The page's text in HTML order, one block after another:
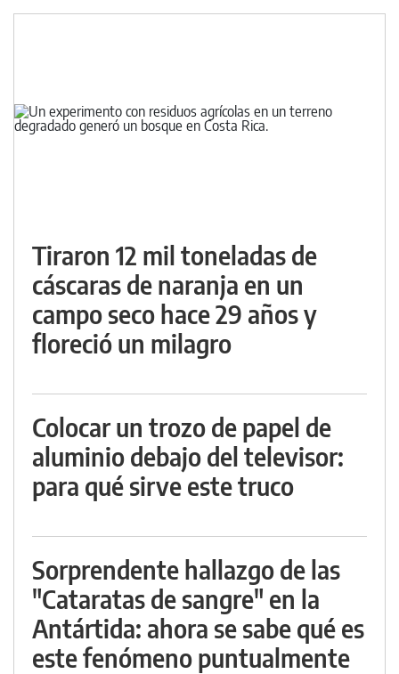
Tiraron 12 mil toneladas de
cáscaras de naranja en un
campo seco hace 29 años y
floreció un milagro
Colocar un trozo de papel de
aluminio debajo del televisor:
para qué sirve este truco
Sorprendente hallazgo de las
"Cataratas de sangre" en la
Antártida: ahora se sabe qué es
este fenómeno puntualmente